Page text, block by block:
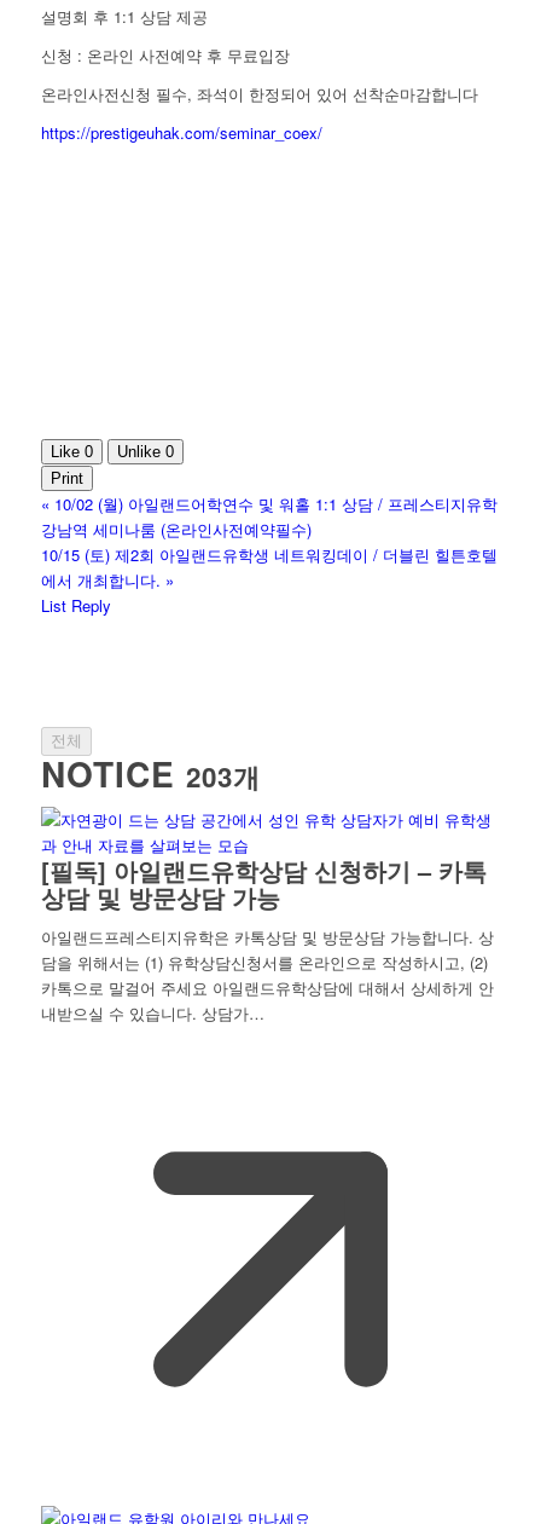
설명회 후 1:1 상담 제공
신청 : 온라인 사전예약 후 무료입장
온라인사전신청 필수, 좌석이 한정되어 있어 선착순마감합니다
https://prestigeuhak.com/seminar_coex/
Like 0 Unlike 0
Print
« 10/02 (월) 아일랜드어학연수 및 워홀 1:1 상담 / 프레스티지유학
강남역 세미나룸 (온라인사전예약필수)
10/15 (토) 제2회 아일랜드유학생 네트워킹데이 / 더블린 힐튼호텔
에서 개최합니다. »
List Reply
전체
NOTICE 203개
[필독] 아일랜드유학상담 신청하기 – 카톡
상담 및 방문상담 가능
아일랜드프레스티지유학은 카톡상담 및 방문상담 가능합니다. 상
담을 위해서는 (1) 유학상담신청서를 온라인으로 작성하시고, (2)
카톡으로 말걸어 주세요 아일랜드유학상담에 대해서 상세하게 안
내받으실 수 있습니다. 상담가…